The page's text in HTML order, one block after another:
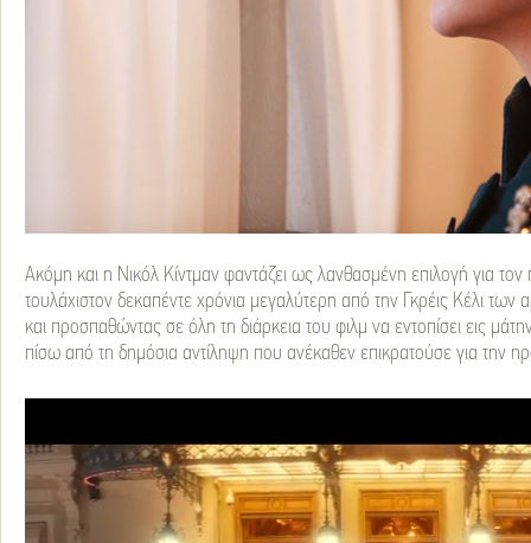
Ακόμη και η Νικόλ Κίντμαν φαντάζει ως λανθασμένη επιλογή για
τουλάχιστον δεκαπέντε χρόνια μεγαλύτερη από την Γκρέις Κέλι των
και προσπαθώντας σε όλη τη διάρκεια του φιλμ να εντοπίσει εις
πίσω από τη δημόσια αντίληψη που ανέκαθεν επικρατούσε για την